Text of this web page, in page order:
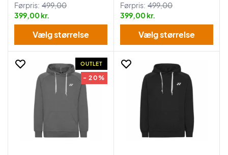
Førpris: 499,00
399,00 kr.
Vælg størrelse
Førpris: 499,00
399,00 kr.
Vælg størrelse
OUTLET
- 20%